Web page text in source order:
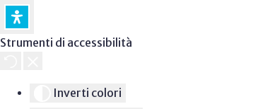
Strumenti di accessibilità
Inverti colori